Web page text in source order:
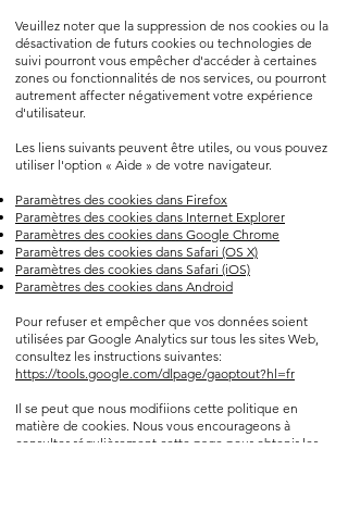
Veuillez noter que la suppression de nos cookies ou la
désactivation de futurs cookies ou technologies de
suivi pourront vous empêcher d'accéder à certaines
zones ou fonctionnalités de nos services, ou pourront
autrement affecter négativement votre expérience
d'utilisateur.
Les liens suivants peuvent être utiles, ou vous pouvez
utiliser l'option « Aide » de votre navigateur.​​​
Paramètres des cookies dans Firefox
Paramètres des cookies dans Internet Explorer
Paramètres des cookies dans Google Chrome
Paramètres des cookies dans Safari (OS X)
Paramètres des cookies dans Safari (iOS)
Paramètres des cookies dans Android
Pour refuser et empêcher que vos données soient
utilisées par Google Analytics sur tous les sites Web,
consultez les instructions suivantes:
https://tools.google.com/dlpage/gaoptout?hl=fr
Il se peut que nous modifiions cette politique en
matière de cookies. Nous vous encourageons à
consulter régulièrement cette page pour obtenir les